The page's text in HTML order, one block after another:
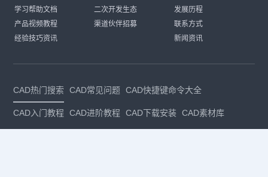
学习帮助文档
产品视频教程
经验技巧资讯
二次开发生态
渠道伙伴招募
发展历程
联系方式
新闻资讯
CAD热门搜索 CAD常见问题 CAD快捷键命令大全
CAD入门教程 CAD进阶教程 CAD下载安装 CAD素材库